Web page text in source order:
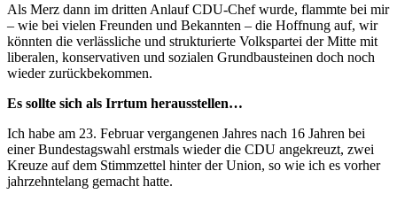
Als Merz dann im dritten Anlauf CDU-Chef wurde, flammte bei mir
– wie bei vielen Freunden und Bekannten – die Hoffnung auf, wir
könnten die verlässliche und strukturierte Volkspartei der Mitte mit
liberalen, konservativen und sozialen Grundbausteinen doch noch
wieder zurückbekommen.
Es sollte sich als Irrtum herausstellen…
Ich habe am 23. Februar vergangenen Jahres nach 16 Jahren bei
einer Bundestagswahl erstmals wieder die CDU angekreuzt, zwei
Kreuze auf dem Stimmzettel hinter der Union, so wie ich es vorher
jahrzehntelang gemacht hatte.